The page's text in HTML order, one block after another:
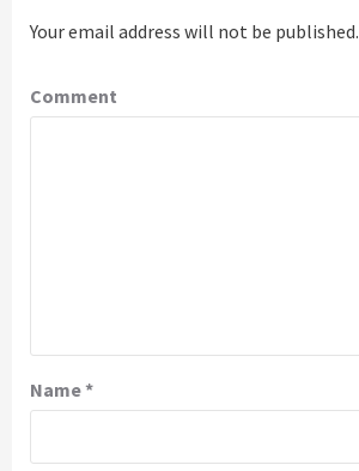
Your email address will not be published.
Comment
Name*